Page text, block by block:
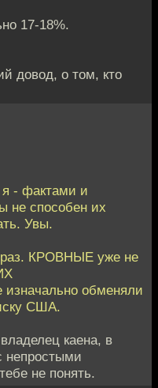
17-18%.
довод, о том, кто
- фактами и
не способен их
Увы.
раз. КРОВНЫЕ уже не
изначально обменяли
США.
каена, в
непростыми
не понять.